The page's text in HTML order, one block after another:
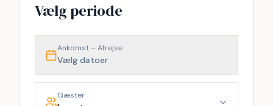
Vælg periode
Ankomst – Afrejse
Vælg datoer
Gæster